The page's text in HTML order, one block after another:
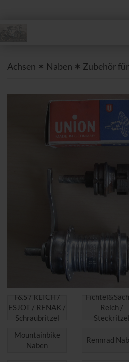
Achsen ✶ Naben ✶ Zubehör
F&S / REICH /
ESJOT / RENAK /
Schraubritzel
Reich /
Steckritzel
Mountainbike
Naben
Rennrad